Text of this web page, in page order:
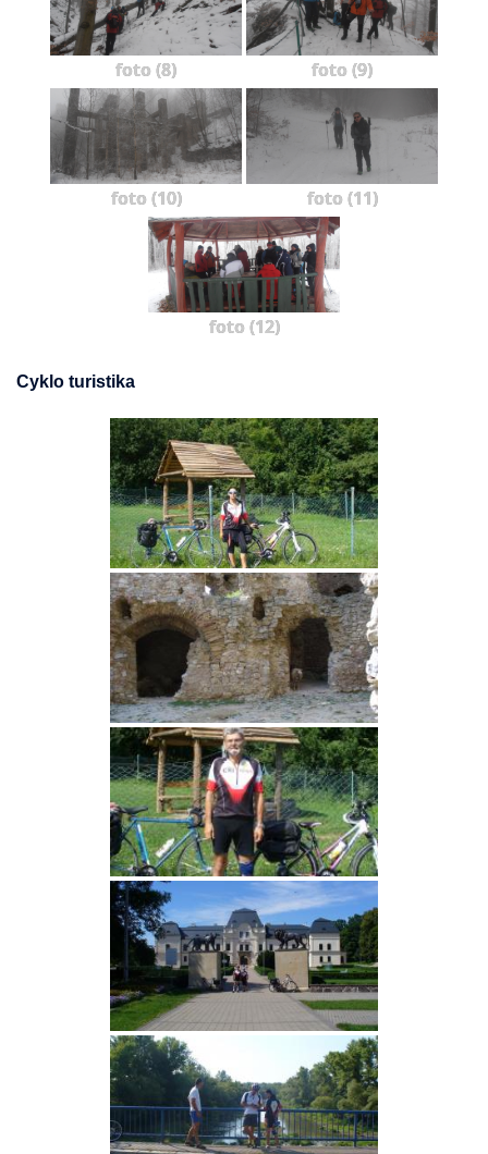
foto (8) foto (9)
foto (10) foto (11)
foto (12)
Cyklo turistika